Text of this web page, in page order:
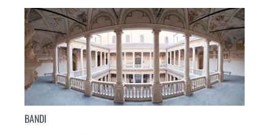
BANDI